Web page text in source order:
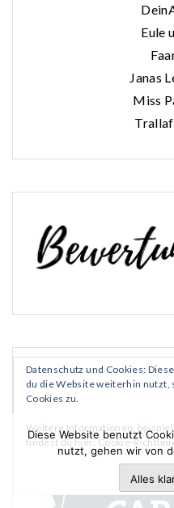
Eule
Janas
Miss
Datenschutz und Cookies:
du die Website weiterhin nutzt,
Cookies zu.
Weitere Informationen,
findest du hier:Cookie-
Diese Website benutzt
nutzt, gehen wir von
Alles